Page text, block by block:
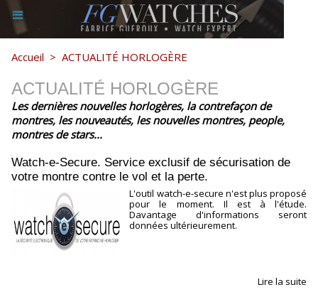
Accueil > ACTUALITÉ HORLOGÈRE
ACTUALITÉ HORLOGÈRE
Les dernières nouvelles horlogères, la contrefaçon de
montres, les nouveautés, les nouvelles montres, people,
montres de stars...
Watch-e-Secure. Service exclusif de sécurisation de
votre montre contre le vol et la perte.
L'outil watch-e-secure n'est plus proposé
pour le moment. Il est à l'étude.
Davantage d'informations seront
données ultérieurement.
Lire la suite